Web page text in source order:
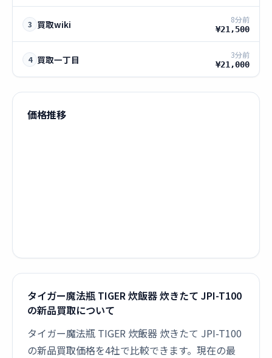
3 買取wiki 8分前
¥21,500
4 買取一丁目 3分前
¥21,000
価格推移
タイガー魔法瓶 TIGER 炊飯器 炊きたて JPI-T100
の新品買取について
タイガー魔法瓶 TIGER 炊飯器 炊きたて JPI-T100
の新品買取価格を4社で比較できます。現在の最